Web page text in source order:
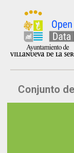
Inicio
Datos
Conjunto